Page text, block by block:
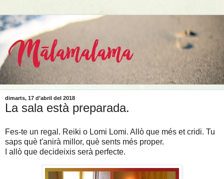
dimarts, 17 d’abril del 2018
La sala està preparada.
Fes-te un regal. Reiki o Lomi Lomi. Allò que més et cridi. Tu
saps què t'anirà millor, què sents més proper.
I allò que decideixis serà perfecte.